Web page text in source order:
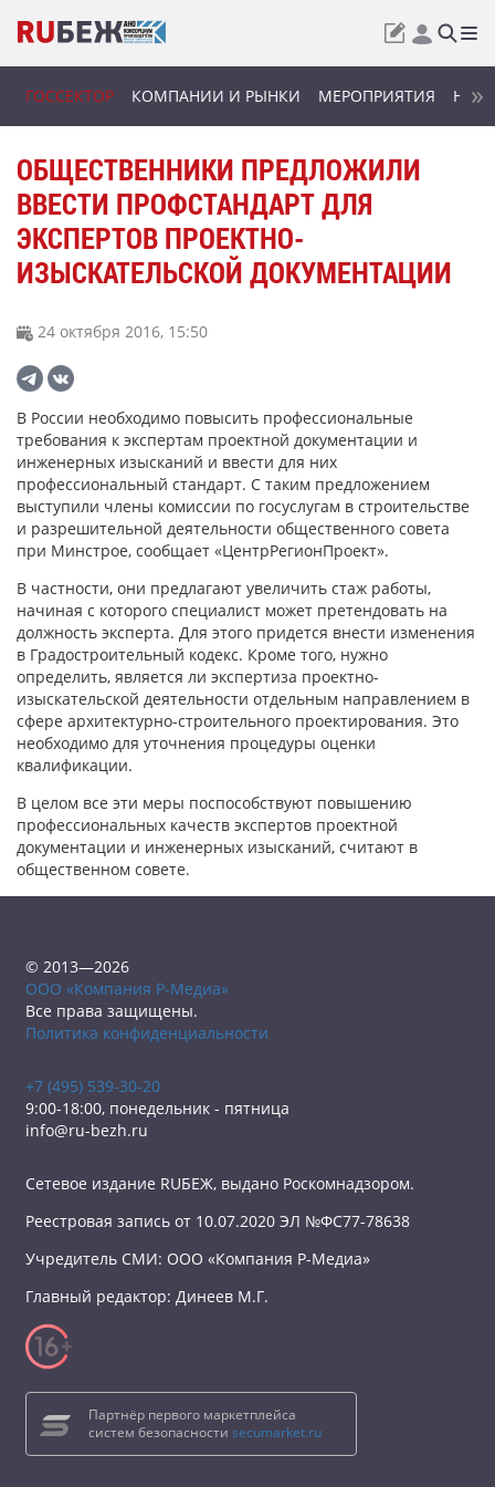
ГОССЕКТОР КОМПАНИИ И РЫНКИ МЕРОПРИЯТИЯ
ОБЩЕСТВЕННИКИ ПРЕДЛОЖИЛИ
ВВЕСТИ ПРОФСТАНДАРТ ДЛЯ
ЭКСПЕРТОВ ПРОЕКТНО-
ИЗЫСКАТЕЛЬСКОЙ ДОКУМЕНТАЦИИ
24 октября 2016, 15:50
В России необходимо повысить профессиональные
требования к экспертам проектной документации и
инженерных изысканий и ввести для них
профессиональный стандарт. С таким предложением
выступили члены комиссии по госуслугам в строительстве
и разрешительной деятельности общественного совета
при Минстрое, сообщает «ЦентрРегионПроект».
В частности, они предлагают увеличить стаж работы,
начиная с которого специалист может претендовать на
должность эксперта. Для этого придется внести изменения
в Градостроительный кодекс. Кроме того, нужно
определить, является ли экспертиза проектно-
изыскательской деятельности отдельным направлением в
сфере архитектурно-строительного проектирования. Это
необходимо для уточнения процедуры оценки
квалификации.
В целом все эти меры поспособствуют повышению
профессиональных качеств экспертов проектной
документации и инженерных изысканий, считают в
общественном совете.
© 2013—2026
ООО «Компания Р-Медиа»
Все права защищены.
Политика конфиденциальности
+7 (495) 539-30-20
9:00-18:00, понедельник - пятница
info@ru-bezh.ru
Сетевое издание RUБЕЖ, выдано Роскомнадзором.
Реестровая запись от 10.07.2020 ЭЛ №ФС77-78638
Учредитель СМИ: ООО «Компания Р-Медиа»
Главный редактор: Динеев М.Г.
Партнёр первого маркетплейса
систем безопасности secumarket.ru